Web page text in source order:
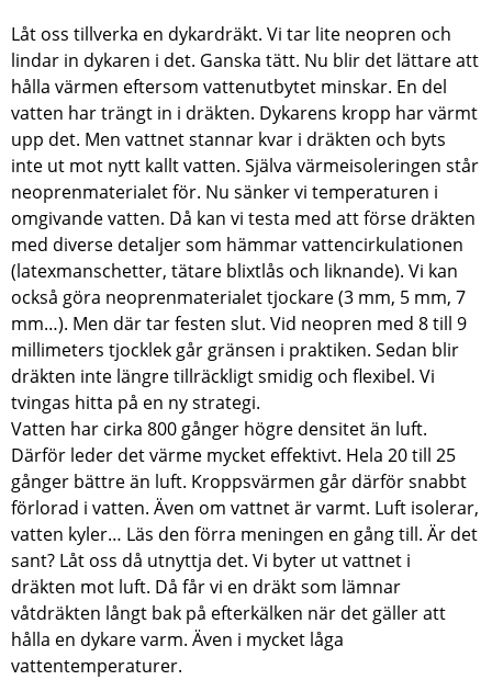
Låt oss tillverka en dykardräkt. Vi tar lite neopren och
lindar in dykaren i det. Ganska tätt. Nu blir det lättare att
hålla värmen eftersom vattenutbytet minskar. En del
vatten har trängt in i dräkten. Dykarens kropp har värmt
upp det. Men vattnet stannar kvar i dräkten och byts
inte ut mot nytt kallt vatten. Själva värmeisoleringen står
neoprenmaterialet för. Nu sänker vi temperaturen i
omgivande vatten. Då kan vi testa med att förse dräkten
med diverse detaljer som hämmar vattencirkulationen
(latexmanschetter, tätare blixtlås och liknande). Vi kan
också göra neoprenmaterialet tjockare (3 mm, 5 mm, 7
mm…). Men där tar festen slut. Vid neopren med 8 till 9
millimeters tjocklek går gränsen i praktiken. Sedan blir
dräkten inte längre tillräckligt smidig och flexibel. Vi
tvingas hitta på en ny strategi.
Vatten har cirka 800 gånger högre densitet än luft.
Därför leder det värme mycket effektivt. Hela 20 till 25
gånger bättre än luft. Kroppsvärmen går därför snabbt
förlorad i vatten. Även om vattnet är varmt. Luft isolerar,
vatten kyler… Läs den förra meningen en gång till. Är det
sant? Låt oss då utnyttja det. Vi byter ut vattnet i
dräkten mot luft. Då får vi en dräkt som lämnar
våtdräkten långt bak på efterkälken när det gäller att
hålla en dykare varm. Även i mycket låga
vattentemperaturer.